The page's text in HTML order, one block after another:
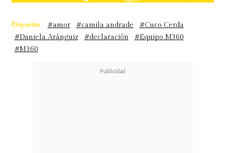
Etiquetas : #amor #camila andrade
#Cuco Cerda
#Daniela Aránguiz
#declaración
#Equipo M360
#M360